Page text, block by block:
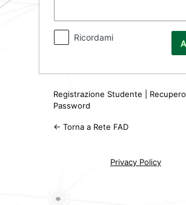
Ricordami
Registrazione Studente
Recupero
Password
← Torna a Rete FAD
Privacy Policy